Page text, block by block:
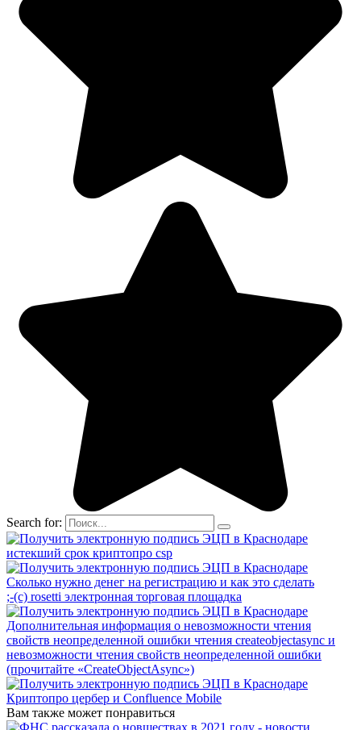
Search for:
истекший срок криптопро csp
Сколько нужно денег на регистрацию и как это сделать
;-(с) rosetti электронная торговая площадка
Дополнительная информация о невозможности чтения
свойств неопределенной ошибки чтения createobjectasync и
невозможности чтения свойств неопределенной ошибки
(прочитайте «CreateObjectAsync»)
Криптопро цербер и Confluence Mobile
Вам также может понравиться